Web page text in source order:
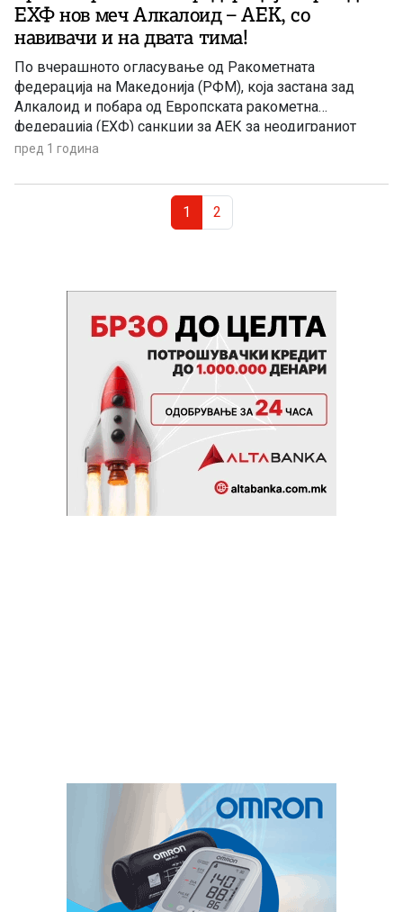
ЕХФ нов меч Алкалоид – АЕК, со
навивачи и на двата тима!
По вчерашното огласување од Ракометната
федерација на Македонија (РФМ), која застана зад
Алкалоид и побара од Европската ракометна
федерација (ЕХФ) санкции за АЕК за неодиграниот
возвратен натпревар од финалето на Европскиот куп
(ОХЕ) побара нов меч со присуство на навивачи на
двата тима. Обраќањето од ОХЕ до претседателот на
пред 1 година
Current Page
1 Page
2